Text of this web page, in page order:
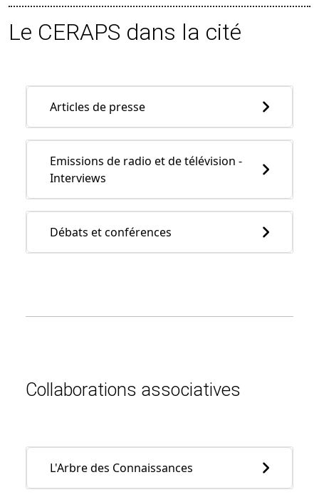
Le CERAPS dans la cité
Articles de presse
Emissions de radio et de télévision -
Interviews
Débats et conférences
Collaborations associatives
L'Arbre des Connaissances